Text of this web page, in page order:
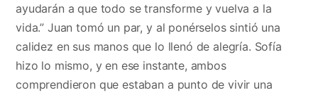
ayudarán a que todo se transforme y vuelva a la
vida.” Juan tomó un par, y al ponérselos sintió una
calidez en sus manos que lo llenó de alegría. Sofía
hizo lo mismo, y en ese instante, ambos
comprendieron que estaban a punto de vivir una